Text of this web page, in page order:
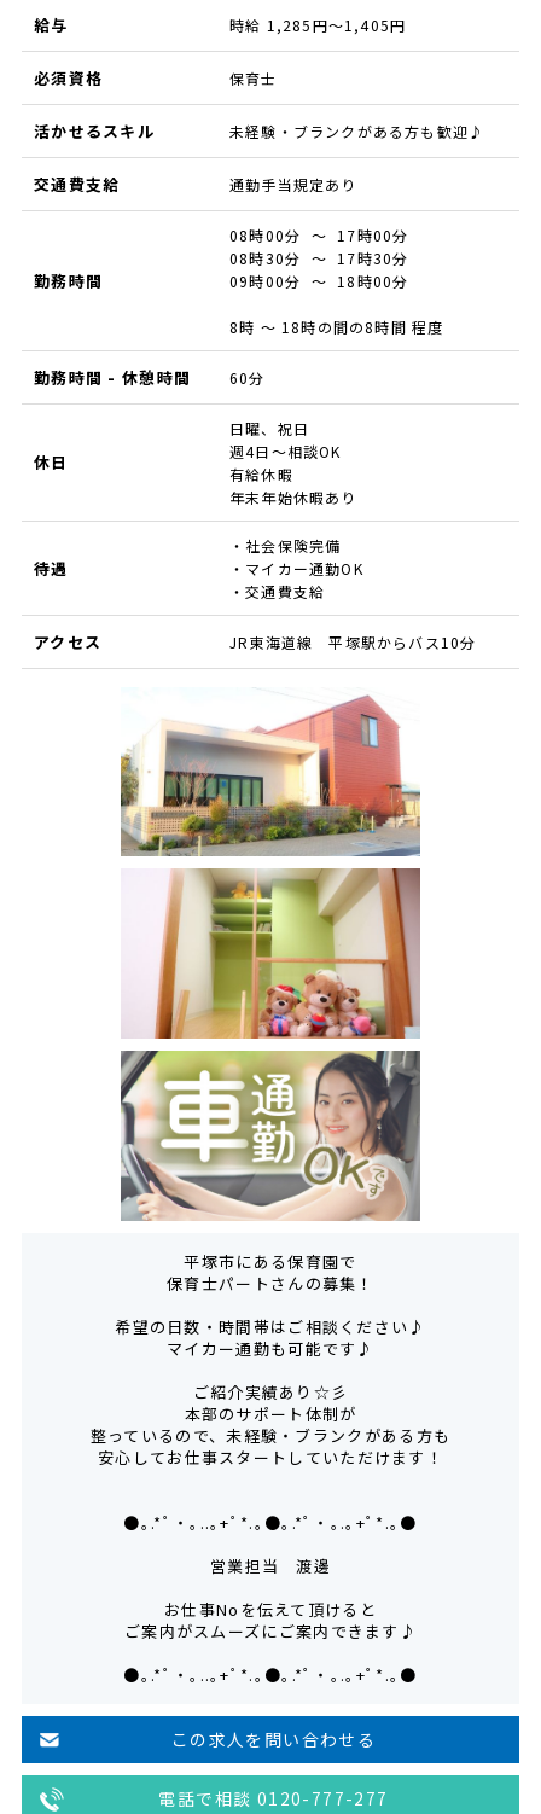
給与 時給 1,285円～1,405円
必須資格 保育士
活かせるスキル 未経験・ブランクがある方も歓迎♪
交通費支給 通勤手当規定あり
勤務時間
08時00分 ～ 17時00分
08時30分 ～ 17時30分
09時00分 ～ 18時00分
8時 ～ 18時の間の8時間 程度
勤務時間 - 休憩時間 60分
休日
日曜、祝日
週4日～相談OK
有給休暇
年末年始休暇あり
待遇
・社会保険完備
・マイカー通勤OK
・交通費支給
アクセス JR東海道線 平塚駅からバス10分
平塚市にある保育園で
保育士パートさんの募集！
希望の日数・時間帯はご相談ください♪
マイカー通勤も可能です♪
ご紹介実績あり☆彡
本部のサポート体制が
整っているので、未経験・ブランクがある方も
安心してお仕事スタートしていただけます！
●｡.*ﾟ・｡..｡+ﾟ*.｡●｡.*ﾟ・｡.｡+ﾟ*.｡●
営業担当 渡邊
お仕事Noを伝えて頂けると
ご案内がスムーズにご案内できます♪
●｡.*ﾟ・｡..｡+ﾟ*.｡●｡.*ﾟ・｡.｡+ﾟ*.｡●
この求人を問い合わせる
電話で相談 0120-777-277